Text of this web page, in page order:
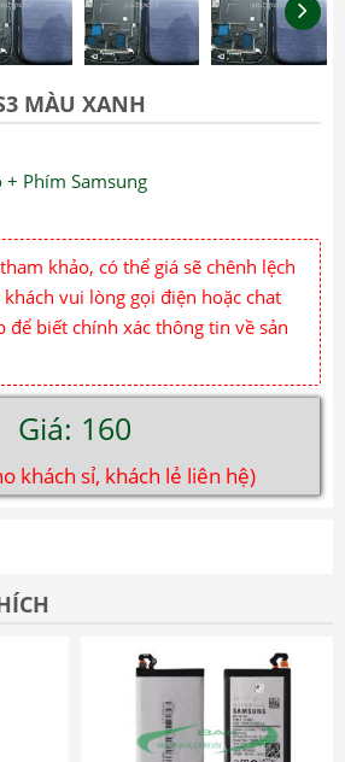
MÀU XANH
+ Phím Samsung
khảo, có thể giá sẽ chênh lệch
vui lòng gọi điện hoặc chat
biết chính xác thông tin về sản
Giá: 160
khách sỉ, khách lẻ liên hệ)